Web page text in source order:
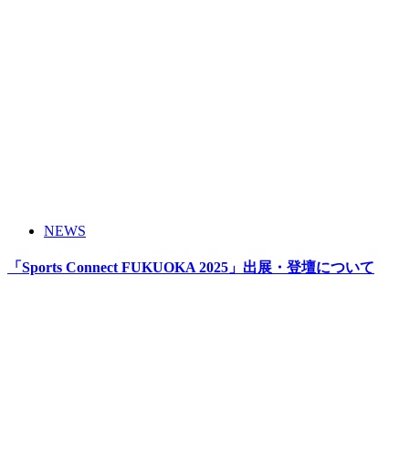
NEWS
「Sports Connect FUKUOKA 2025」出展・登壇について